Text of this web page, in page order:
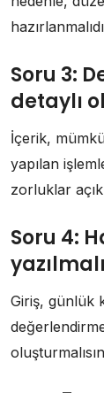
Soru 3:
detaylı
İçerik,
yapılan
zorluklar
Soru 4:
Giriş, günlük